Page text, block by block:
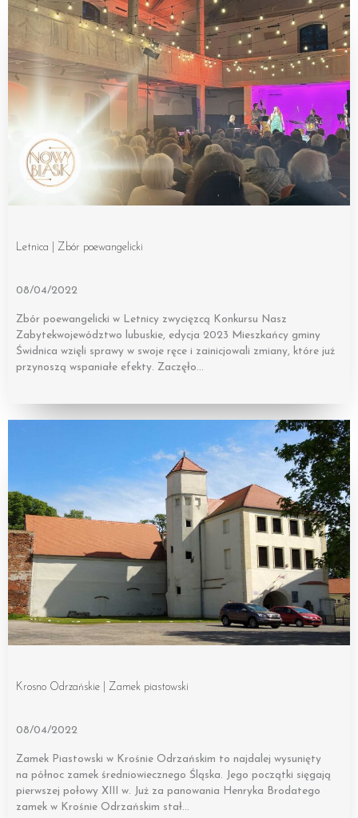
Letnica | Zbór poewangelicki
08/04/2022
Zbór poewangelicki w Letnicy zwycięzcą Konkursu Nasz
Zabytekwojewództwo lubuskie, edycja 2023 Mieszkańcy gminy
Świdnica wzięli sprawy w swoje ręce i zainicjowali zmiany, które już
przynoszą wspaniałe efekty. Zaczęło…
Krosno Odrzańskie | Zamek piastowski
08/04/2022
Zamek Piastowski w Krośnie Odrzańskim to najdalej wysunięty
na północ zamek średniowiecznego Śląska. Jego początki sięgają
pierwszej połowy XIII w. Już za panowania Henryka Brodatego
zamek w Krośnie Odrzańskim stał…